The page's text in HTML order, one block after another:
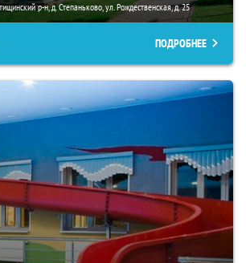
р-н, д. Степаньково, ул. Рождественская, д. 25
ПОДРОБНЕЕ